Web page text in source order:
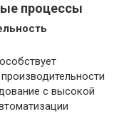
процессы
с высокой